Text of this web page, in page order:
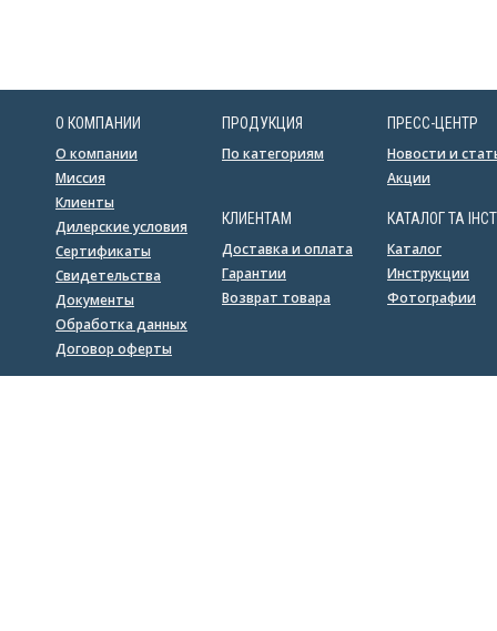
О КОМПАНИИ
О компании
Миссия
Клиенты
Дилерские условия
Сертификаты
Свидетельства
Документы
Обработка данных
Договор оферты
ПРОДУКЦИЯ
По категориям
КЛИЕНТАМ
Доставка и оплата
Гарантии
Возврат товара
ПРЕСС-ЦЕНТР
Новости и
Акции
КАТАЛОГ ТА
Каталог
Инструкции
Фотографии